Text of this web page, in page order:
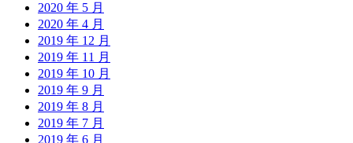
2020 年 5 月
2020 年 4 月
2019 年 12 月
2019 年 11 月
2019 年 10 月
2019 年 9 月
2019 年 8 月
2019 年 7 月
2019 年 6 月